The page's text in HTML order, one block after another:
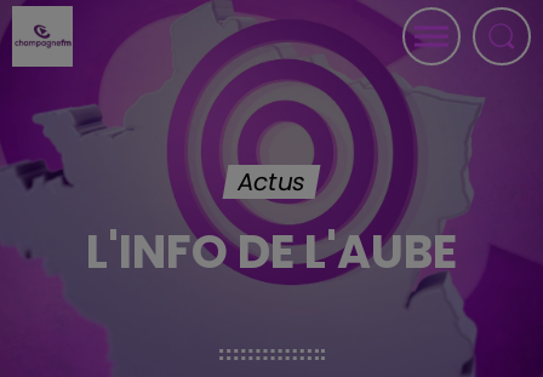
Actus
L'INFO DE L'AUBE